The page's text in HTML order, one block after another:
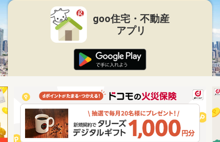
goo住宅・不動産
アプリ